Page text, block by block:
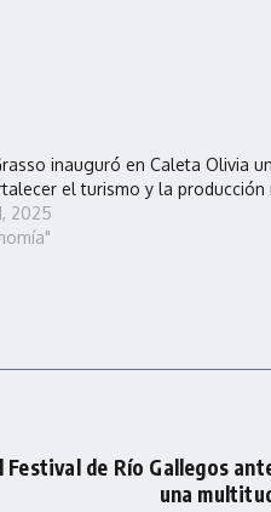
inauguró en Caleta Olivia
el turismo y la producción
2025
de Río Gallegos
una